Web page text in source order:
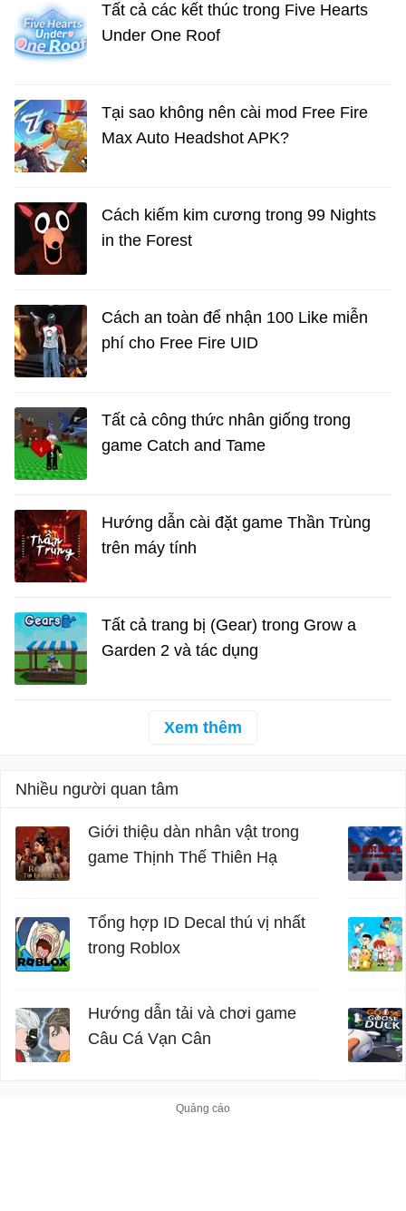
Tất cả các kết thúc trong Five Hearts
Under One Roof
Tại sao không nên cài mod Free Fire
Max Auto Headshot APK?
Cách kiếm kim cương trong 99 Nights
in the Forest
Cách an toàn để nhận 100 Like miễn
phí cho Free Fire UID
Tất cả công thức nhân giống trong
game Catch and Tame
Hướng dẫn cài đặt game Thần Trùng
trên máy tính
Tất cả trang bị (Gear) trong Grow a
Garden 2 và tác dụng
Xem thêm
Nhiều người quan tâm
Giới thiệu dàn nhân vật trong
game Thịnh Thế Thiên Hạ
Tổng hợp ID Decal thú vị nhất
trong Roblox
Hướng dẫn tải và chơi game
Câu Cá Vạn Cân